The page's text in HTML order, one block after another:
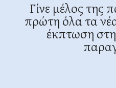
Γίνε μέλος της
πρώτη όλα τα
έκπτωση